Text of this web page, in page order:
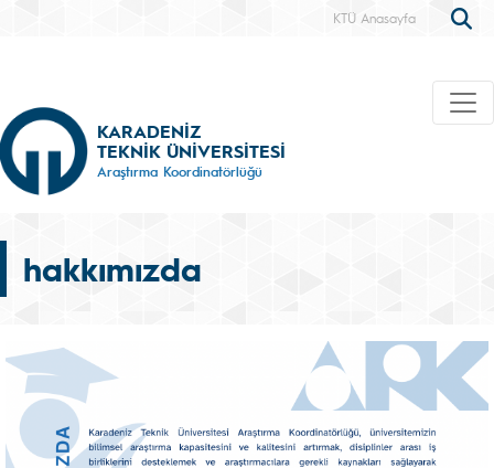
KTÜ Anasayfa
KARADENİZ
TEKNİK ÜNİVERSİTESİ
Araştırma Koordinatörlüğü
hakkımızda